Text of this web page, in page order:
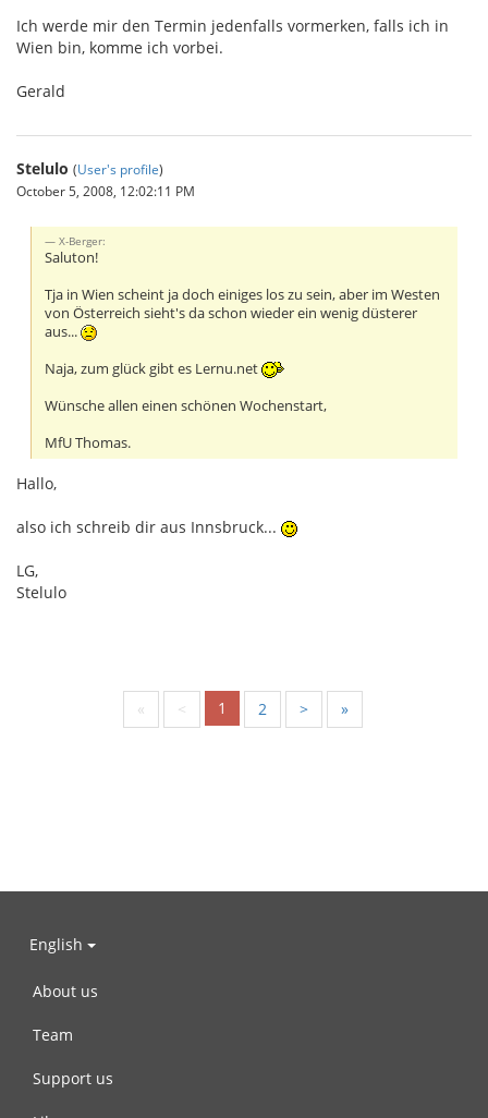
Ich werde mir den Termin jedenfalls vormerken, falls ich in
Wien bin, komme ich vorbei.
Gerald
Stelulo (User's profile)
October 5, 2008, 12:02:11 PM
X-Berger:
Saluton!
Tja in Wien scheint ja doch einiges los zu sein, aber im Westen
von Österreich sieht's da schon wieder ein wenig düsterer
aus...
Naja, zum glück gibt es Lernu.net
Wünsche allen einen schönen Wochenstart,
MfU Thomas.
Hallo,
also ich schreib dir aus Innsbruck...
LG,
Stelulo
« < 1 2 > »
English
About us
Team
Support us